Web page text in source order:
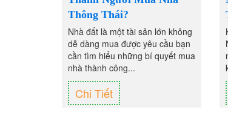
Thông Thái?
Nhà đất là một tài sản lớn không
dễ dàng mua được yêu cầu bạn
cần tìm hiểu những bí quyết mua
nhà thành công...
Chi Tiết